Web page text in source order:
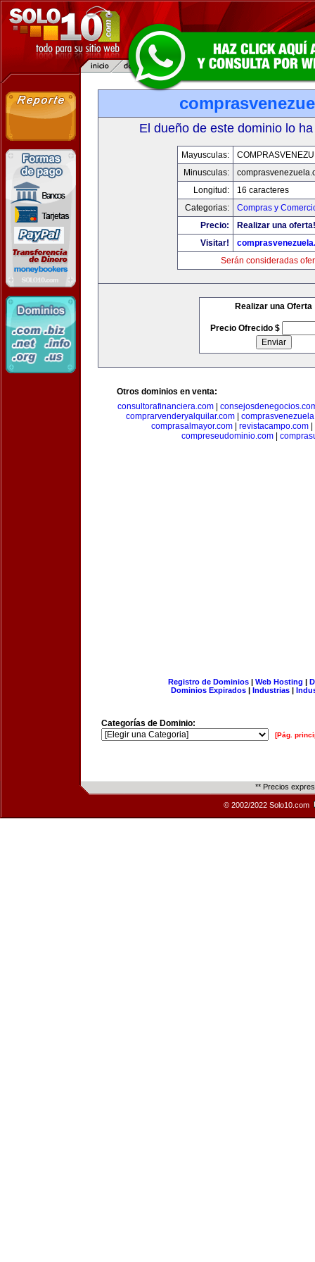
El dueño de este dominio lo
Mayusculas:
Minusculas:
Longitud:
16 caracteres
Categorias:
Compras y
Precio:
Realizar una oferta!
Visitar!
Serán consideradas
Realizar una Oferta
Precio Ofrecido $
Otros dominios en venta:
consultorafinanciera.com|
comprarvenderyalquilar.com|
comprasalmayor.com| revistacampo.com|
compreseudominio.com|
Registro de Dominios| Web Hosting |
Dominios Expirados | Industrias |
Categorías de Dominio:
[Pág.
** Precios
© 2002/2022 Solo10.com